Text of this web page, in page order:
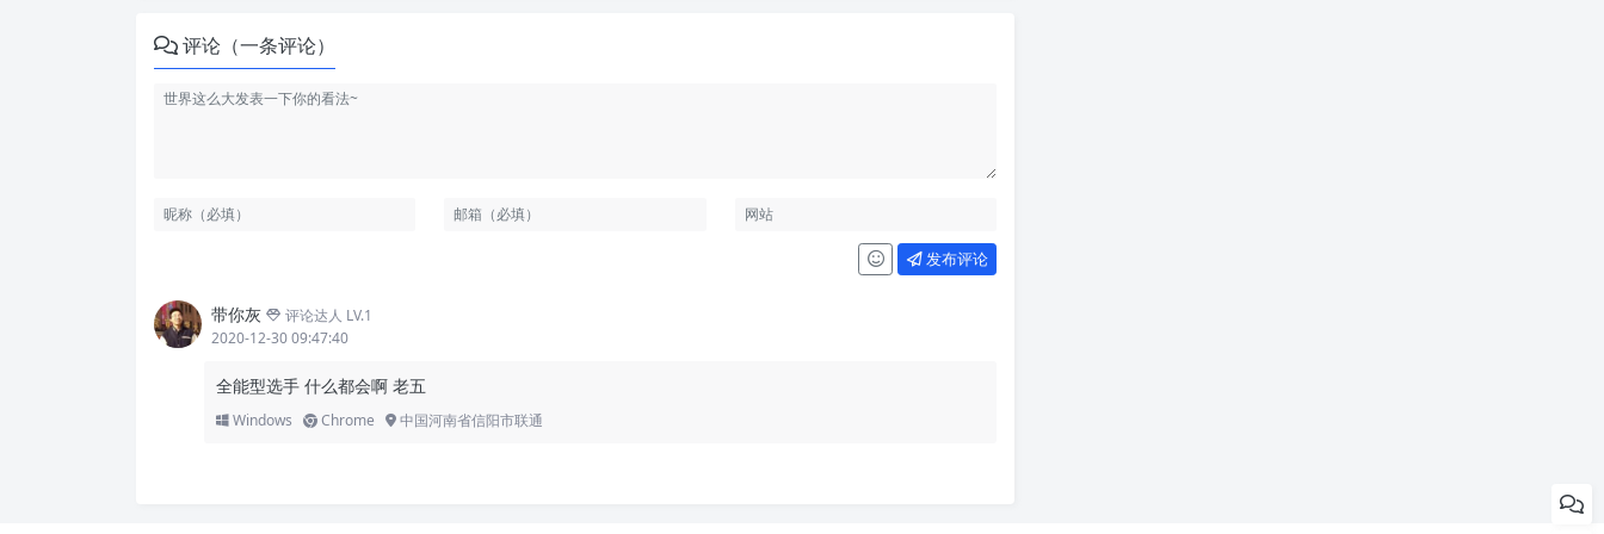
评论（一条评论）
发布评论
带你灰
评论达人 LV.1
2020-12-30 09:47:40
全能型选手 什么都会啊 老五
Windows Chrome 中国河南省信阳市联通